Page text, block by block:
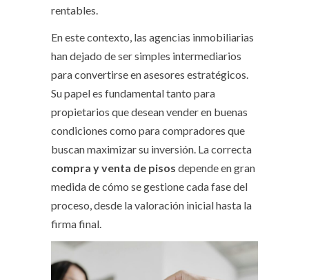
rentables.
En este contexto, las agencias inmobiliarias
han dejado de ser simples intermediarios
para convertirse en asesores estratégicos.
Su papel es fundamental tanto para
propietarios que desean vender en buenas
condiciones como para compradores que
buscan maximizar su inversión. La correcta
compra y venta de pisos depende en gran
medida de cómo se gestione cada fase del
proceso, desde la valoración inicial hasta la
firma final.